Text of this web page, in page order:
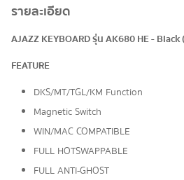
รายละเอียด
AJAZZ KEYBOARD รุ่น AK680 HE -
FEATURE
DKS/MT/TGL/KM Function
Magnetic Switch
WIN/MAC COMPATIBLE
FULL HOTSWAPPABLE
FULL ANTI-GHOST